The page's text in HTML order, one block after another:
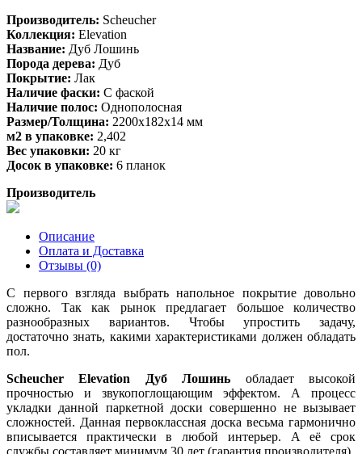
Производитель: Scheucher
Коллекция: Elevation
Название: Дуб Лошинь
Порода дерева: Дуб
Покрытие: Лак
Наличие фаски: С фаской
Наличие полос: Однополосная
Размер/Толщина: 2200х182х14 мм
м2 в упаковке: 2,402
Вес упаковки: 20 кг
Досок в упаковке: 6 планок
Производитель
Описание
Оплата и Доставка
Отзывы (0)
С первого взгляда выбрать напольное покрытие довольно
сложно. Так как рынок предлагает большое количество
разнообразных вариантов. Чтобы упростить задачу,
достаточно знать, какими характеристиками должен обладать
пол.
Scheucher Elevation Дуб Лошинь обладает высокой
прочностью и звукопоглощающим эффектом. А процесс
укладки данной паркетной доски совершенно не вызывает
сложностей. Данная первоклассная доска весьма гармонично
вписывается практически в любой интерьер. А её срок
службы составляет минимум 30 лет (гарантия производителя).